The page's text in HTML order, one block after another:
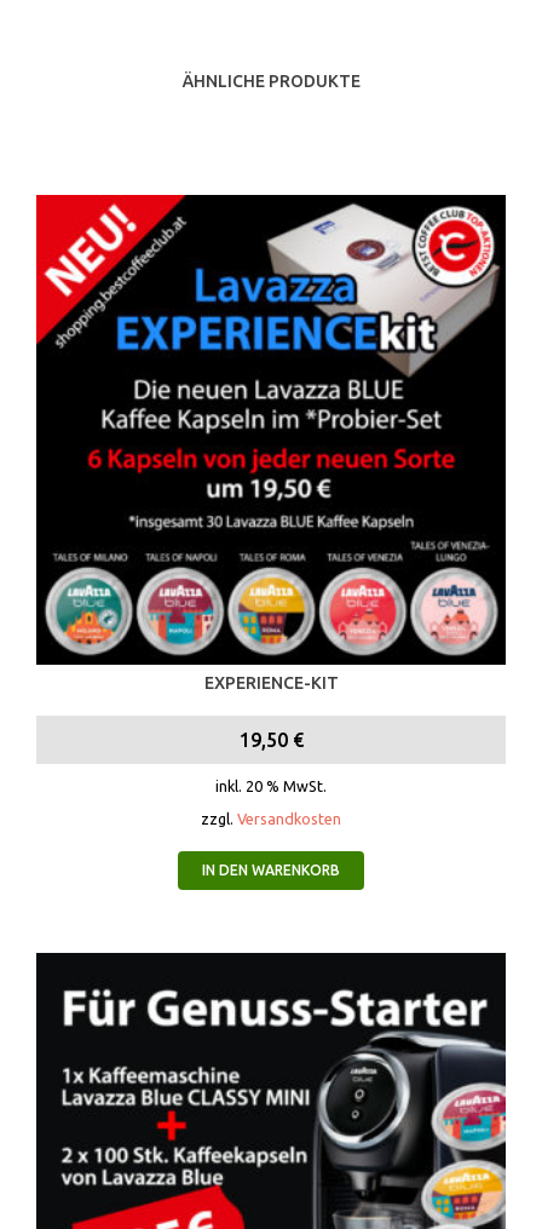
ÄHNLICHE PRODUKTE
EXPERIENCE-KIT
19,50 €
inkl. 20 % MwSt.
zzgl. Versandkosten
IN DEN WARENKORB